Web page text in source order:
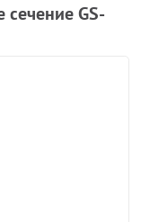
сечение GS-